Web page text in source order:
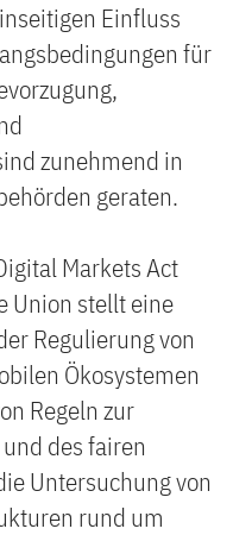
Einfluss
für
zunehmend in
geraten.
Markets Act
Union stellt eine
Regulierung von
Ökosystemen
Regeln zur
des fairen
Untersuchung von
rund um